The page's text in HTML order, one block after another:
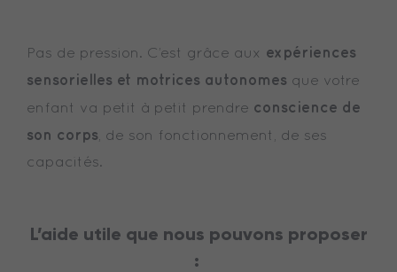
Pas de pression. C’est grâce aux expériences
sensorielles et motrices autonomes que votre
enfant va petit à petit prendre conscience de
son corps, de son fonctionnement, de ses
capacités.
L’aide utile que nous pouvons proposer
: